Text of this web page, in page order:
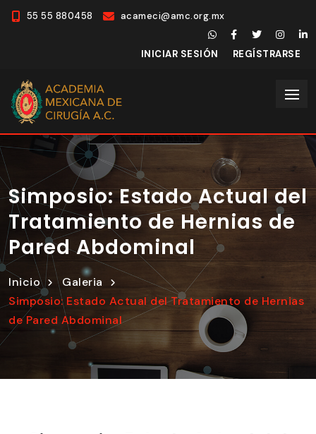
55 55 880458 acameci@amc.org.mx
INICIAR SESIÓN REGÍSTRARSE
Simposio: Estado Actual del
Tratamiento de Hernias de
Pared Abdominal
Inicio
Galeria
Simposio: Estado Actual del Tratamiento de Hernias
de Pared Abdominal